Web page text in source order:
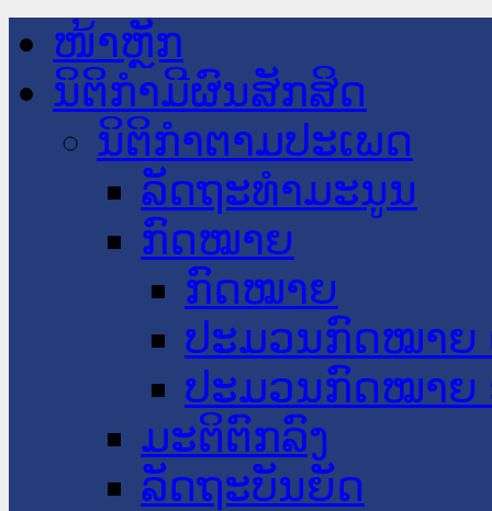
ໜ້າຫຼັກ
ນິຕິກໍາມີຜົນສັກສິດ
ນິຕິກໍາຕາມປະເພດ
ລັດຖະທໍາມະນູນ
ກົດໝາຍ
ກົດໝາຍ
ປະມວນກົດໝາຍ
ປະມວນກົດໝາຍ
ມະຕິຕົກລົງ
ລັດຖະບັນຍັດ